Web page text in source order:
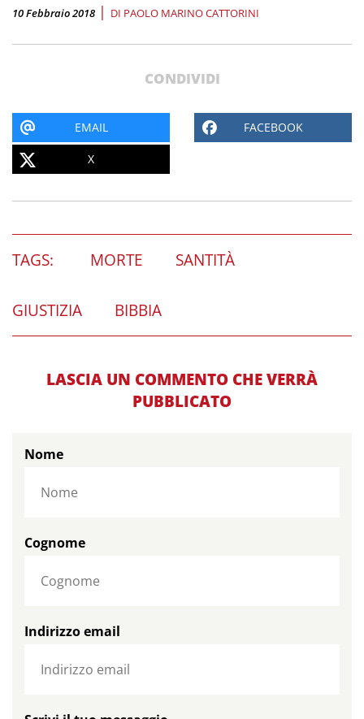
10 Febbraio 2018 | DI PAOLO MARINO CATTORINI
CONDIVIDI
EMAIL FACEBOOK
X
TAGS: MORTE SANTITÀ
GIUSTIZIA BIBBIA
LASCIA UN COMMENTO CHE VERRÀ
PUBBLICATO
Nome
Cognome
Indirizzo email